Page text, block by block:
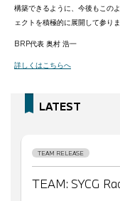
構築できるように、今後もこの
ェクトを積極的に展開して参り
BRP代表 奥村 浩一
詳しくはこちらへ
LATEST
TEAM RELEASE
TEAM: SYCG